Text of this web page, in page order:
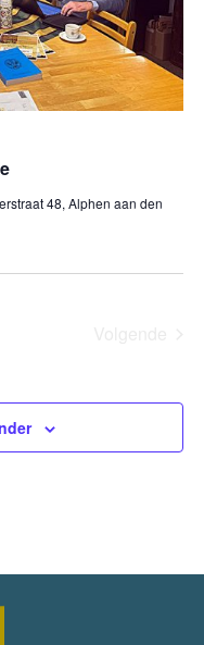
48, Alphen aan den